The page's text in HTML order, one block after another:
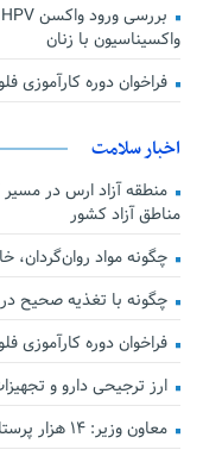
واکسیناسیون با زنان
فراخوان دوره
اخبار سلامت
منطقه آزاد ارس در
مناطق آزاد کشور
چگونه مواد روان‌گردان،
چگونه با تغذیه صحیح
فراخوان دوره
ارز ترجیحی دارو و تجهیزات
معاون وزیر: ۱۴ هزار پرستار در مراکز درمانی کشور فعالیت می‌کنند